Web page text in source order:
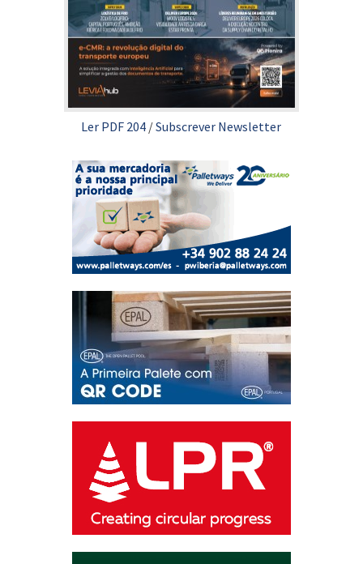
Ler PDF 204 /Subscrever Newsletter